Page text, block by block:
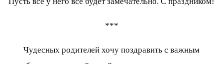
***
Чудесных родителей хочу поздравить с важным